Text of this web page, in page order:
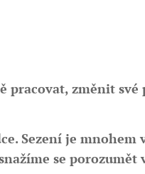
pracovat, změnit
Sezení je
se porozumět